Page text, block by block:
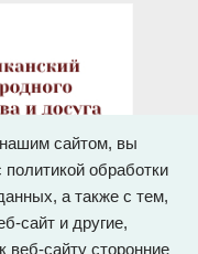
сайтом, вы
обработки
а также с тем,
сайт и другие,
веб-сайту сторонние